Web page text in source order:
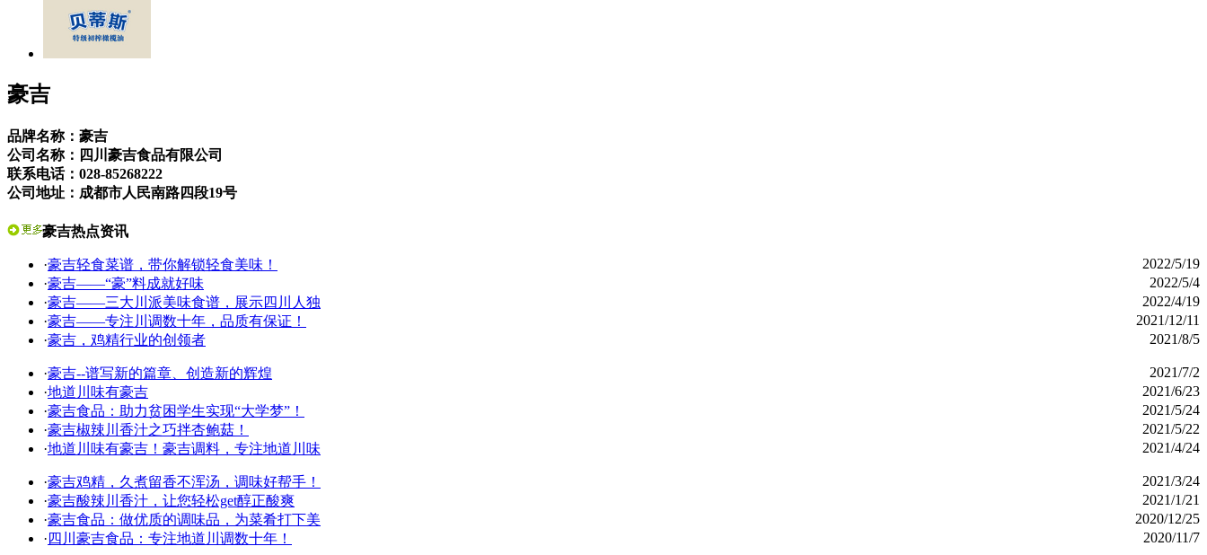
豪吉
品牌名称：豪吉
公司名称：四川豪吉食品有限公司
联系电话：028-85268222
公司地址： 成都市人民南路四段19号
豪吉热点资讯
2022/5/19
·豪吉轻食菜谱，带你解锁轻食美味！
2022/5/4
·豪吉——“豪”料成就好味
2022/4/19
·豪吉——三大川派美味食谱，展示四川人独
2021/12/11
·豪吉——专注川调数十年，品质有保证！
2021/8/5
·豪吉，鸡精行业的创领者
2021/7/2
·豪吉--谱写新的篇章、创造新的辉煌
2021/6/23
·地道川味有豪吉
2021/5/24
·豪吉食品：助力贫困学生实现“大学梦”！
2021/5/22
·豪吉椒辣川香汁之巧拌杏鲍菇！
2021/4/24
·地道川味有豪吉！豪吉调料，专注地道川味
2021/3/24
·豪吉鸡精，久煮留香不浑汤，调味好帮手！
2021/1/21
·豪吉酸辣川香汁，让您轻松get醇正酸爽
2020/12/25
·豪吉食品：做优质的调味品，为菜肴打下美
2020/11/7
· 四川豪吉食品：专注地道川调数十年！